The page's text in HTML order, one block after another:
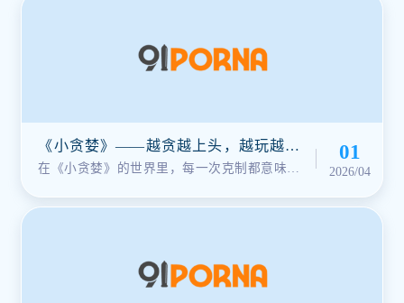
《小贪婪》——越贪越上头，越玩越失
控！
在《小贪婪》的世界里，每一次克制都意味着
01
2026/04